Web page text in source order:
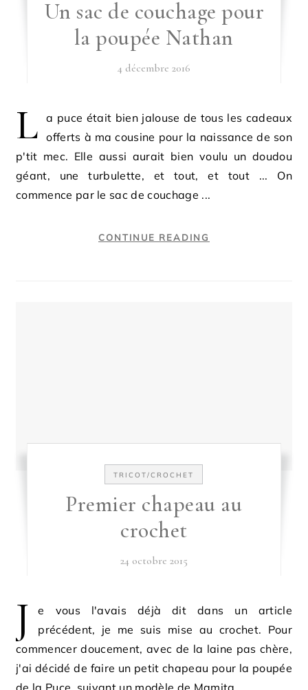
Un sac de couchage pour
la poupée Nathan
4 décembre 2016
L
a puce était bien jalouse de tous les cadeaux
offerts à ma cousine pour la naissance de son
p'tit mec. Elle aussi aurait bien voulu un doudou
géant, une turbulette, et tout, et tout ... On
commence par le sac de couchage ...
CONTINUE READING
TRICOT/CROCHET
Premier chapeau au
crochet
24 octobre 2015
J
e vous l'avais déjà dit dans un article
précédent, je me suis mise au crochet. Pour
commencer doucement, avec de la laine pas chère,
j'ai décidé de faire un petit chapeau pour la poupée
de la Puce, suivant un modèle de Mamita.